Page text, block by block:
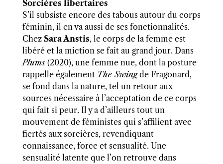
Sorcières libertaires
S’il subsiste encore des tabous autour du corps
féminin, il en va aussi de ses fonctionnalités.
Chez Sara Anstis, le corps de la femme est
libéré et la miction se fait au grand jour. Dans
Plums(2020), une femme nue, dont la posture
rappelle également The Swingde Fragonard,
se fond dans la nature, tel un retour aux
sources nécessaire à l’acceptation de ce corps
qui fait si peur. Il y a d’ailleurs tout un
mouvement de féministes qui s’affilient avec
fiertés aux sorcières, revendiquant
connaissance, force et sensualité. Une
sensualité latente que l’on retrouve dans